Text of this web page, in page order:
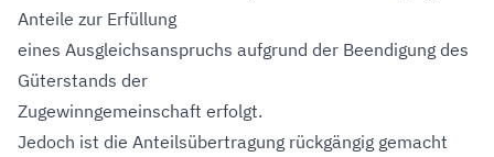
Anteile zur Erfüllung
eines Ausgleichsanspruchs aufgrund der Beendigung des
Güterstands der
Zugewinngemeinschaft erfolgt.
Jedoch ist die Anteilsübertragung rückgängig gemacht